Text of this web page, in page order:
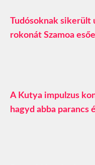
Tudósoknak sikerült
rokonát Szamoa
A Kutya impulzus
hagyd abba